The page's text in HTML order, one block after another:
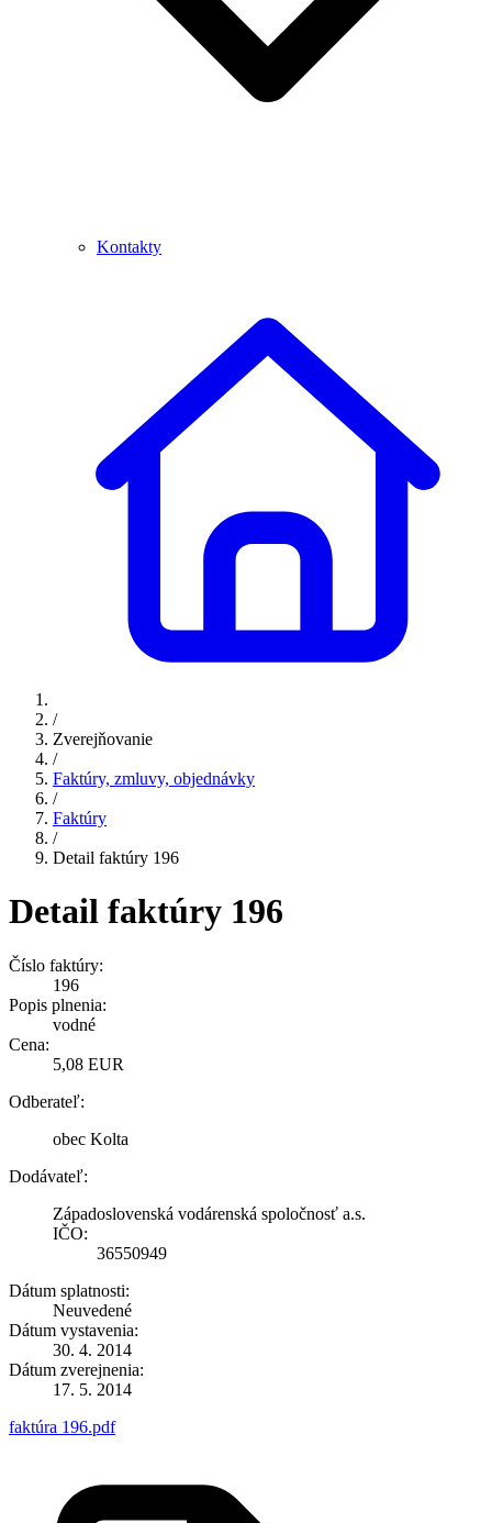
Kontakty
/
Zverejňovanie
/
Faktúry, zmluvy, objednávky
/
Faktúry
/
Detail faktúry 196
Detail faktúry 196
Číslo faktúry:
196
Popis plnenia:
vodné
Cena:
5,08 EUR
Odberateľ:
obec Kolta
Dodávateľ:
Západoslovenská vodárenská spoločnosť a.s.
IČO:
36550949
Dátum splatnosti:
Neuvedené
Dátum vystavenia:
30. 4. 2014
Dátum zverejnenia:
17. 5. 2014
faktúra 196.pdf